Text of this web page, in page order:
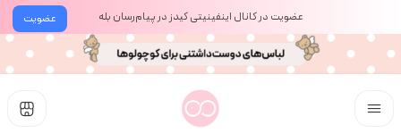
عضویت عضویت در کانال اینفینیتی کیدز در پیام‌رسان بله